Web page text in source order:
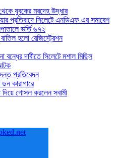
যুবকের মরদেহ উদ্ধার
প্রতিবাদে সিলেটে এনডিএফ এর সমাবেশ
ভর্তি ৬৭২
বাতিল হলো রেজিস্ট্রেশন
বন্ধের দাবীতে সিলেটে মশাল মিছিল
প্রতিবেদন
কারাগারে
দিয়ে গোসল করলেন স্বামী